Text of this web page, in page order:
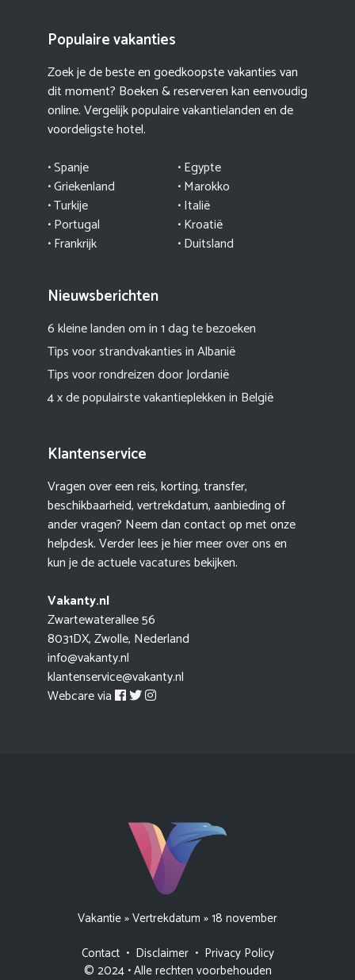
Populaire vakanties
Zoek je de beste en goedkoopste vakanties van
dit moment? Boeken & reserveren kan eenvoudig
online. Vergelijk populaire vakantielanden en de
voordeligste hotel.
• Spanje
• Griekenland
• Turkije
•Portugal
• Frankrijk
• Egypte
•Marokko
• Italië
•Kroatië
• Duitsland
Nieuwsberichten
6 kleine landen om in 1 dag te bezoeken
Tips voor strandvakanties in Albanië
Tips voor rondreizen door Jordanië
4 x de populairste vakantieplekken in België
Klantenservice
Vragen over een reis, korting, transfer,
beschikbaarheid, vertrekdatum, aanbieding of
ander vragen? Neem dan contact op met onze
helpdesk. Verder lees je hier meerover onsen
kun je de actuelevacaturesbekijken.
Vakanty.nl
Zwartewaterallee 56
8031DX, Zwolle, Nederland
info@vakanty.nl
klantenservice@vakanty.nl
Webcare via
Vakantie»Vertrekdatum »18 november
Contact• Disclaimer• Privacy Policy
© 2024 • Alle rechten voorbehouden